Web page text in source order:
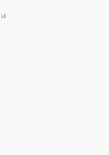
LE